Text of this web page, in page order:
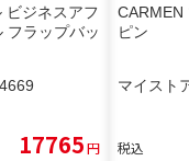
ビジネスアフ
フラップバッ
4669
17765円
ピン
マイスト
税込